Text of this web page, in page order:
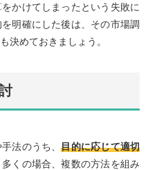
かけてしまったという失敗に
明確にした後は、その市場調
決めておきましょう。
法のうち、目的に応じて適切
多くの場合、複数の方法を組み